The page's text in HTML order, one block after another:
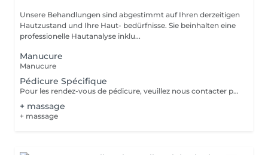
Unsere Behandlungen sind abgestimmt auf Ihren derzeitigen
Hautzustand und Ihre Haut- bedürfnisse. Sie beinhalten eine
professionelle Hautanalyse inklu...
Manucure
Manucure
Pédicure Spécifique
Pour les rendez-vous de pédicure, veuillez nous contacter par téléphone ou par e-mail Merci pour votre compréhension
+ massage
+ massage